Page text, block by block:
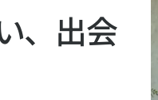
、出会